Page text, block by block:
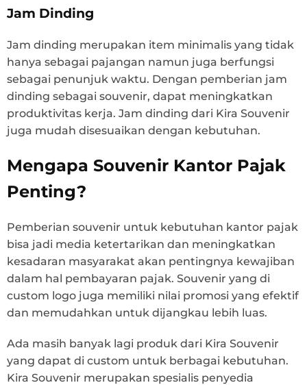
Jam Dinding
Jam dinding merupakan item minimalis yang tidak
hanya sebagai pajangan namun juga berfungsi
sebagai penunjuk waktu. Dengan pemberian jam
dinding sebagai souvenir, dapat meningkatkan
produktivitas kerja. Jam dinding dari Kira Souvenir
juga mudah disesuaikan dengan kebutuhan.
Mengapa Souvenir Kantor Pajak
Penting?
Pemberian souvenir untuk kebutuhan kantor pajak
bisa jadi media ketertarikan dan meningkatkan
kesadaran masyarakat akan pentingnya kewajiban
dalam hal pembayaran pajak. Souvenir yang di
custom logo juga memiliki nilai promosi yang efektif
dan memudahkan untuk dijangkau lebih luas.
Ada masih banyak lagi produk dari Kira Souvenir
yang dapat di custom untuk berbagai kebutuhan.
Kira Souvenir merupakan spesialis penyedia